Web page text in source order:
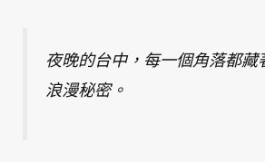
夜晚的台中，每一個角落都藏
浪漫秘密。